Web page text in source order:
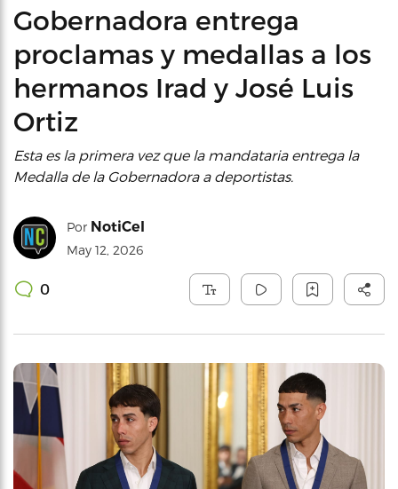
Gobernadora entrega
proclamas y medallas a los
hermanos Irad y José Luis
Ortiz
Esta es la primera vez que la mandataria entrega la
Medalla de la Gobernadora a deportistas.
Por NotiCel
May 12, 2026
0